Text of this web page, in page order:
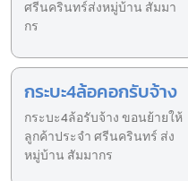
ศรีนครินทร์ส่งหมู่บ้าน สัมมา
กร
กระบะ4ล้อคอกรับจ้าง
กระบะ4ล้อรับจ้าง ขอนย้ายให้
ลูกค้าประจำ ศรีนครินทร์ ส่ง
หมู่บ้าน สัมมากร